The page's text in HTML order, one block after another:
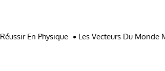
Réussir En Physique Les Vecteurs Du Monde